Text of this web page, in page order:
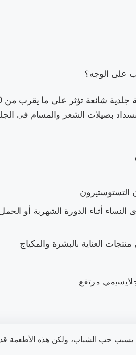
على الوجه؟
بصيلات الشعر والمسام في
التستوستيرون
أثناء الدورة الشهرية أو
العناية بالبشرة والمكياج
مرتفع
لا يسبب حب الشباب، ولكن هذه الأطعمة